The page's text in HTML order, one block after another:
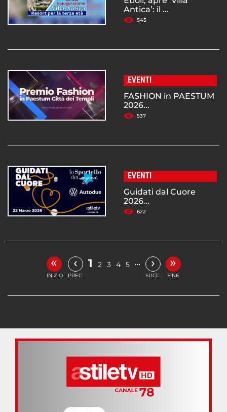
Antica’: il ...
545
EVENTI
FASHION in PAESTUM
2026...
537
EVENTI
Guidati dal Cuore
2026...
622
«
INIZIO
‹
PREC.
1 2 3 4 5 … ›
SUCC.
»
FINE